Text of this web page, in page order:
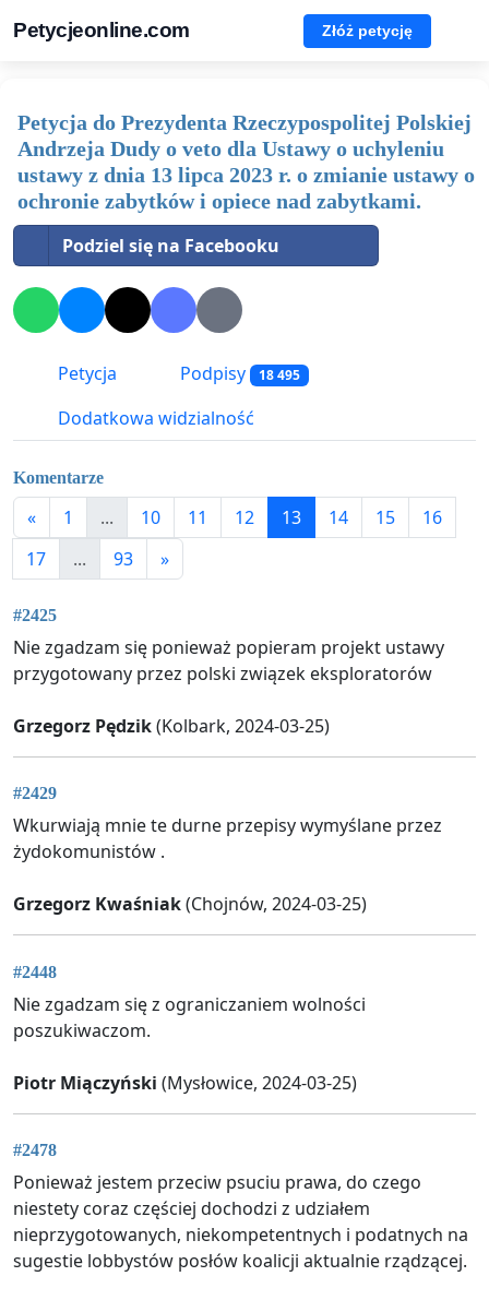
Petycjeonline.com Złóż petycję
Petycja do Prezydenta Rzeczypospolitej Polskiej
Andrzeja Dudy o veto dla Ustawy o uchyleniu
ustawy z dnia 13 lipca 2023 r. o zmianie ustawy o
ochronie zabytków i opiece nad zabytkami.
Podziel się na Facebooku
Petycja Podpisy 18 495
Dodatkowa widzialność
Komentarze
« 1 ... 10 11 12 13 14 15
16
17
... 93 »
#2425
Nie zgadzam się ponieważ popieram projekt ustawy
przygotowany przez polski związek eksploratorów
Grzegorz Pędzik(Kolbark, 2024-03-25)
#2429
Wkurwiają mnie te durne przepisy wymyślane przez
żydokomunistów .
Grzegorz Kwaśniak(Chojnów, 2024-03-25)
#2448
Nie zgadzam się z ograniczaniem wolności
poszukiwaczom.
Piotr Miączyński (Mysłowice, 2024-03-25)
#2478
Ponieważ jestem przeciw psuciu prawa, do czego
niestety coraz częściej dochodzi z udziałem
nieprzygotowanych, niekompetentnych i podatnych na
sugestie lobbystów posłów koalicji aktualnie rządzącej.